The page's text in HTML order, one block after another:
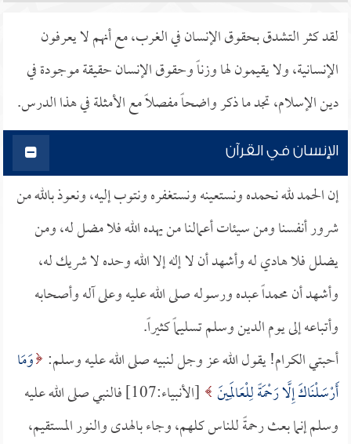
لقد كثر التشدق بحقوق الإنسان في الغرب، مع أنهم لا يعرفون
الإنسانية، ولا يقيمون لها وزناً وحقوق الإنسان حقيقة موجودة في
دين الإسلام، تجد ما ذكر واضحاً مفصلاً مع الأمثلة في هذا الدرس.
الإنسان في القرآن
إن الحمد لله نحمده ونستعينه ونستغفره ونتوب إليه، ونعوذ بالله من
شرور أنفسنا ومن سيئات أعمالنا من يهده الله فلا مضل له، ومن
يضلل فلا هادي له وأشهد أن لا إله إلا الله وحده لا شريك له،
وأشهد أن محمداً عبده ورسوله صلى الله عليه وعلى آله وأصحابه
وأتباعه إلى يوم الدين وسلم تسليماً كثيراً.
أحبتي الكرام! يقول الله عز وجل لنبيه صلى الله عليه وسلم: وَمَا
أَرْسَلْنَاكَ إِلَّا رَحْمَةً لِلْعَالَمِينَ
[الأنبياء:107] فالنبي صلى الله عليه
وسلم إنما بعث رحمةً للناس كلهم، وجاء بالهدى والنور المستقيم،